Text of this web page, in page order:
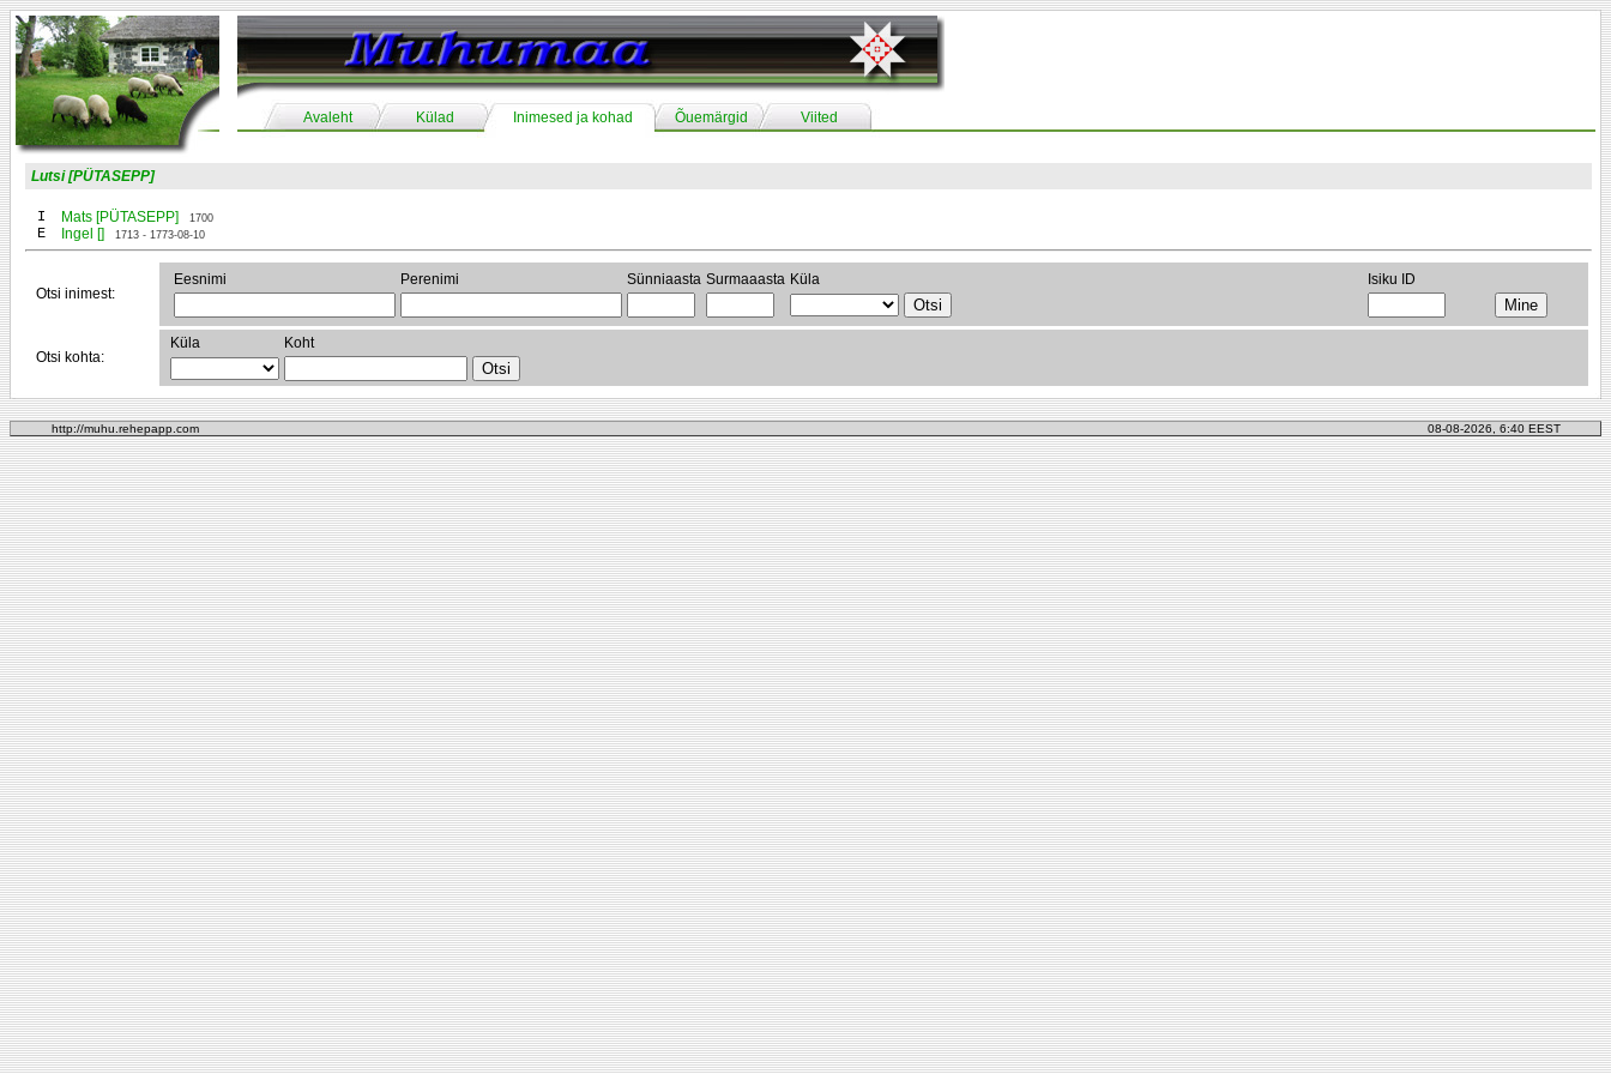
Avaleht Külad Inimesed ja kohad Õuemärgid Viited
Lutsi [PÜTASEPP]
I Mats [PÜTASEPP] 1700
E Ingel [] 1713 - 1773-08-10
Otsi inimest:
Eesnimi Perenimi Sünniaasta Surmaaasta Küla Isiku ID
Otsi kohta:
Küla Koht
http://muhu.rehepapp.com 08-08-2026, 6:40 EEST